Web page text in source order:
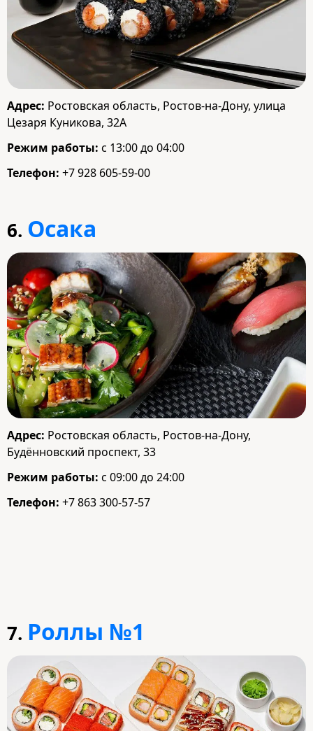
Адрес: Ростовская область, Ростов-на-Дону, улица
Цезаря Куникова, 32А
Режим работы: с 13:00 до 04:00
Телефон: +7 928 605-59-00
6. Осака
Адрес: Ростовская область, Ростов-на-Дону,
Будённовский проспект, 33
Режим работы: с 09:00 до 24:00
Телефон: +7 863 300-57-57
7. Роллы №1